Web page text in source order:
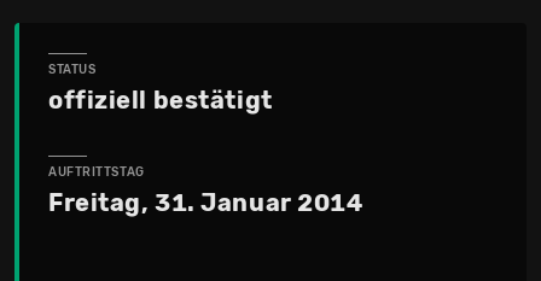
STATUS
offiziell bestätigt
AUFTRITTSTAG
Freitag, 31. Januar 2014